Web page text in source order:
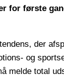
for første
der
og
melde total